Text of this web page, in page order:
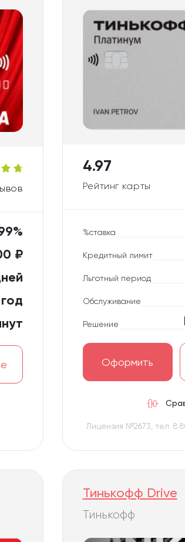
₽
4.97
Рейтинг карты
%ставка
Кредитный лимит
Льготный период
Обслуживание
Решение
Оформить
Лицензия №2673, тел. 8
Тинькофф Drive
Тинькофф